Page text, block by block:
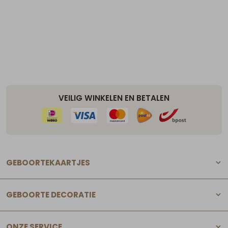
VEILIG WINKELEN EN BETALEN
GEBOORTEKAARTJES
GEBOORTE DECORATIE